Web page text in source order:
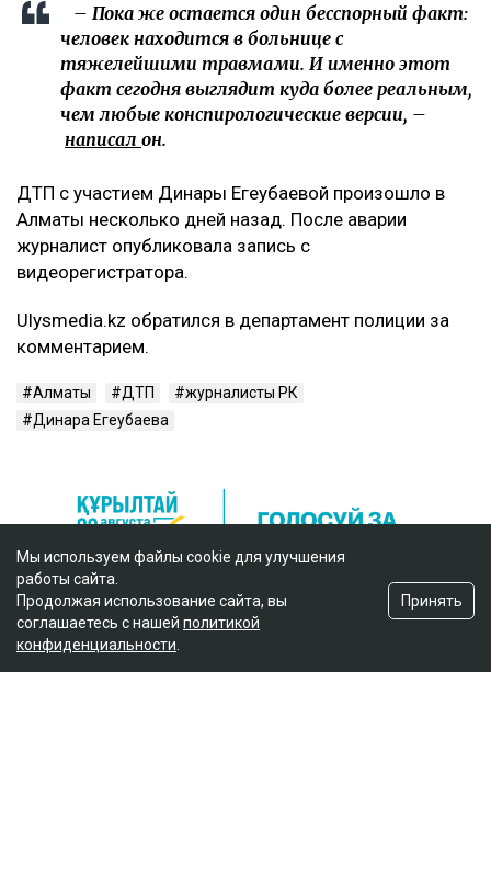
– Пока же остается один бесспорный факт:
человек находится в больнице с
тяжелейшими травмами. И именно этот
факт сегодня выглядит куда более реальным,
чем любые конспирологические версии, –
написал он.
ДТП с участием Динары Егеубаевой произошло в
Алматы несколько дней назад. После аварии
журналист опубликовала запись с
видеорегистратора.
Ulysmedia.kz обратился в департамент полиции за
комментарием.
Алматы ДТП
журналисты РК
Динара Егеубаева
Мы используем файлы cookie для улучшения
работы сайта.
Продолжая использование сайта, вы
соглашаетесь с нашей политикой
конфиденциальности
Принять